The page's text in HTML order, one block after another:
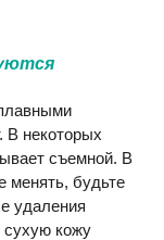
В некоторых
съемной. В
менять, будьте
удаления
сухую кожу